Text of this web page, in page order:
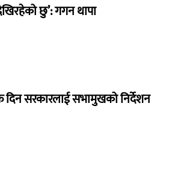
छु’: गगन थापा
दिन सरकारलाई सभामुखको निर्देशन